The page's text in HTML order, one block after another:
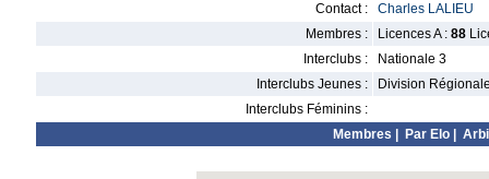
Contact :
Charles LALIEU
Membres :
Licences A : 88
Interclubs :
Nationale 3
Interclubs Jeunes :
Division
Interclubs Féminins :
Membres
Par Elo